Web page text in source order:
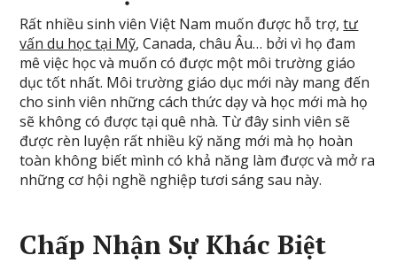
Rất nhiều sinh viên Việt Nam muốn được hỗ trợ,tư
vấn du học tại Mỹ, Canada, châu Âu… bởi vì họ đam
mê việc học và muốn có được một môi trường giáo
dục tốt nhất. Môi trường giáo dục mới này mang đến
cho sinh viên những cách thức dạy và học mới mà họ
sẽ không có được tại quê nhà. Từ đây sinh viên sẽ
được rèn luyện rất nhiều kỹ năng mới mà họ hoàn
toàn không biết mình có khả năng làm được và mở ra
những cơ hội nghề nghiệp tươi sáng sau này.
Chấp Nhận Sự Khác Biệt